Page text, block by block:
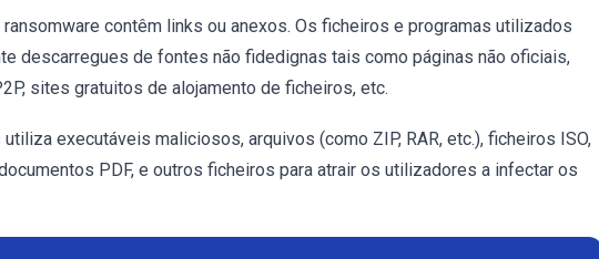
contêm links ou anexos. Os ficheiros e programas utilizados
descarregues de fontes não fidedignas tais como páginas não oficiais,
sites gratuitos de alojamento de ficheiros, etc.
executáveis maliciosos, arquivos (como ZIP, RAR, etc.), ficheiros ISO,
PDF, e outros ficheiros para atrair os utilizadores a infectar os